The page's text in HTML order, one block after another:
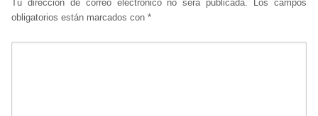
Tu dirección de correo electrónico no será publicada.
Los campos
obligatorios están marcados con *